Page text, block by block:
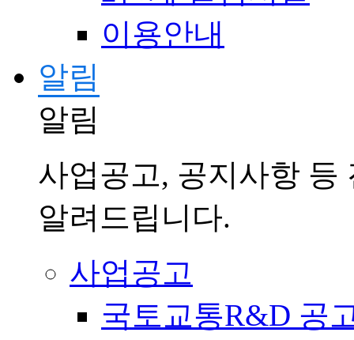
이용안내
알림
알림
사업공고, 공지사항 등
알려드립니다.
사업공고
국토교통R&D 공